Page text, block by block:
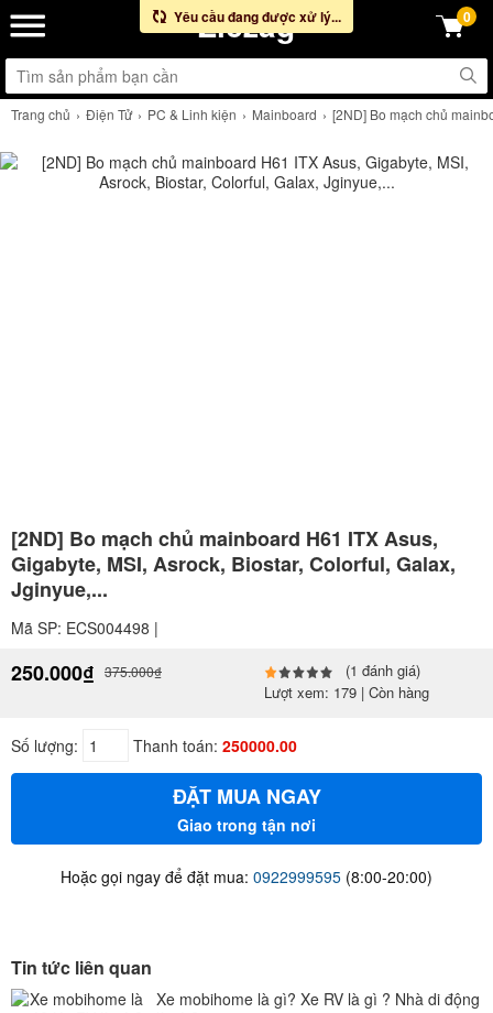
Ziczag 0
Trang chủ Điện Tử PC & Linh kiện Mainboard [2ND] Bo mạch chủ
[2ND] Bo mạch chủ mainboard H61 ITX Asus,
Gigabyte, MSI, Asrock, Biostar, Colorful, Galax,
Jginyue,...
Mã SP: ECS004498 |
250.000₫ 375.000₫
(1 đánh giá)
Lượt xem: 179 | Còn hàng
Số lượng: Thanh toán: 250000.00
ĐẶT MUA NGAY
Giao trong tận nơi
Hoặc gọi ngay để đặt mua: 0922999595 (8:00-20:00)
Tin tức liên quan
Xe mobihome là gì? Xe RV là gì ? Nhà di động
Yêu cầu đang được xử lý...